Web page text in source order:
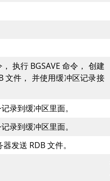
， 执行 BGSAVE 命令， 创建
文件， 并使用缓冲区记录接
录到缓冲区里面。
录到缓冲区里面。
发送 RDB 文件。